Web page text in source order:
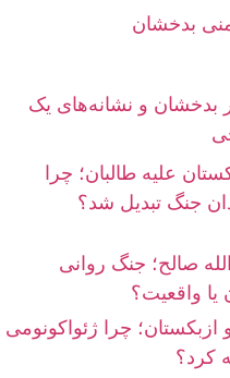
بدخشان
بدخشان و نشانه‌های یک
علیه طالبان؛ چرا
جنگ تبدیل شد؟
صالح؛ جنگ روانی
یا واقعیت؟
ازبکستان؛ چرا ژئواکونومی
کرد؟